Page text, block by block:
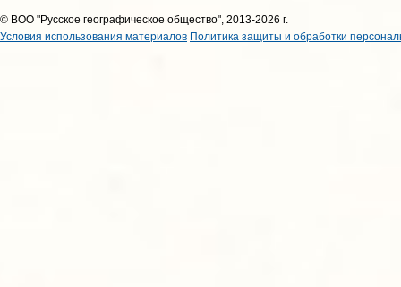
© ВОО "Русское географическое общество", 2013-2026 г.
Условия использования материалов Политика защиты и обработки